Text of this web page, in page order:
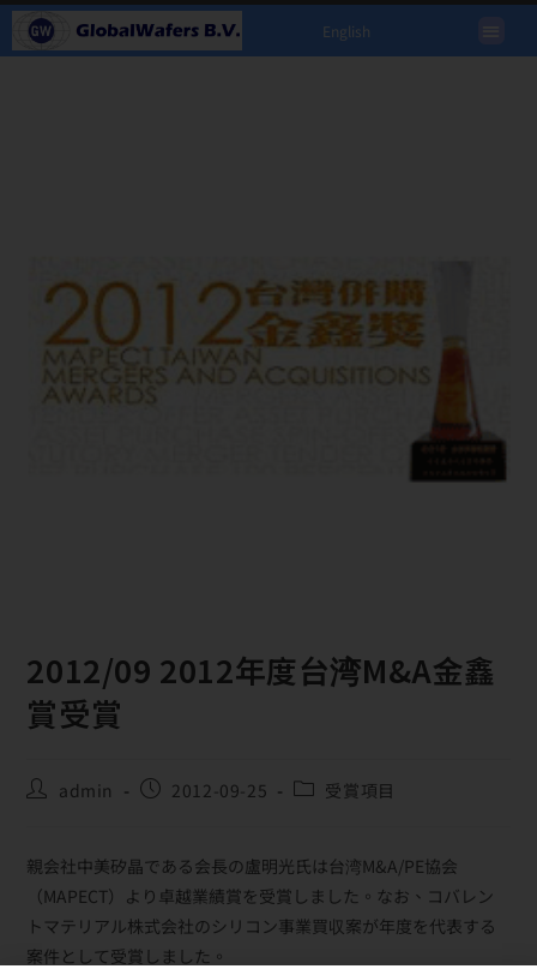
English
2012/09 2012年度台湾M&A金鑫
賞受賞
admin 2012-09-25 受賞項目
親会社中美矽晶である会長の盧明光氏は台湾M&A/PE協会
（MAPECT）より卓越業績賞を受賞しました。なお、コバレン
トマテリアル株式会社のシリコン事業買収案が年度を代表する
案件として受賞しました。